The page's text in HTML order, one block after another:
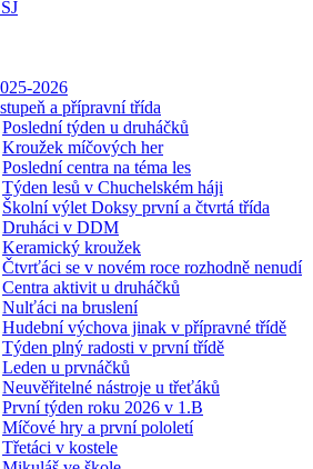
2026
a přípravní třída
Poslední týden u druháčků
Kroužek míčových her
Poslední centra na téma les
Týden lesů v Chuchelském háji
Školní výlet Doksy první a čtvrtá třída
Druháci v DDM
Keramický kroužek
Čtvrťáci se v novém roce rozhodně nenudí
Centra aktivit u druháčků
Nulťáci na bruslení
Hudební výchova jinak v přípravné třídě
Týden plný radosti v první třídě
Leden u prvnáčků
Neuvěřitelné nástroje u třeťáků
První týden roku 2026 v 1.B
Míčové hry a první pololetí
Třetáci v kostele